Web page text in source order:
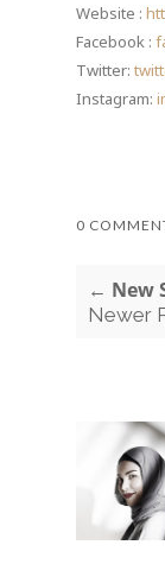
Website :
Facebook :
Twitter:
Instagram:
0
← New
Newer